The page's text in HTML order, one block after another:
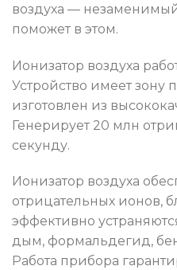
воздуха —
поможет в этом.
Ионизатор воздуха
Устройство имеет зону
изготовлен из
Генерирует 20 млн
секунду.
Ионизатор воздуха
отрицательных ионов,
эффективно
дым, формальдегид,
Работа прибора